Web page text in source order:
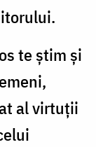
te știm și
al virtuții